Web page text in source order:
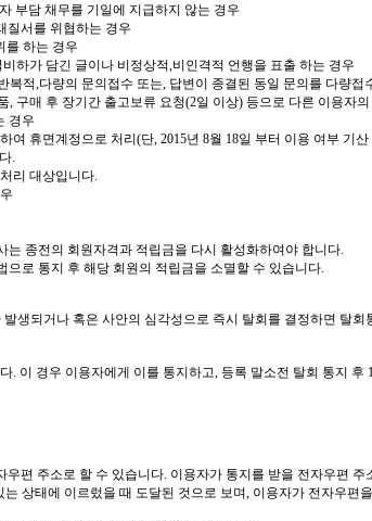
부담 채무를 기일에 지급하지 않는 경우
래질서를 위협하는 경우
행위를 하는 경우
비하가 담긴 글이나 비정상적,비인격적 언행을 표출 하는
적,다량의 문의접수 또는, 답변이 종결된 동일 문의를 다량접
구매 후 장기간 출고보류 요청(2일 이상) 등으로 다른 이용자
경우
휴면계정으로 처리(단, 2015년 8월 18일 부터 이용 여부 기
.
리 대상입니다.
종전의 회원자격과 적립금을 다시 활성화하여야 합니다.
로 통지 후 해당 회원의 적립금을 소멸할 수 있습니다.
생되거나 혹은 사안의 심각성으로 즉시 탈회를 결정하면 탈
이 경우 이용자에게 이를 통지하고, 등록 말소전 탈회 통지 후
편 주소로 할 수 있습니다. 이용자가 통지를 받을 전자우편
상태에 이르렀을 때 도달된 것으로 보며, 이용자가 전자우편